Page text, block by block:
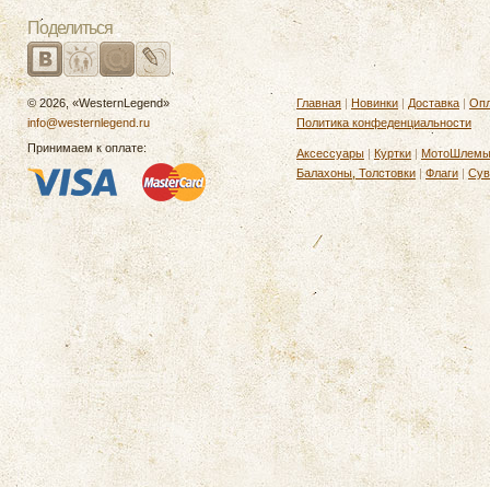
Поделиться
© 2026, «WesternLegend»
info@westernlegend.ru
Принимаем к оплате:
Главная | Новинки | Доставка |
Политика конфеденциальности
Аксессуары | Куртки | МотоШлемы
Балахоны, Толстовки |Флаги |